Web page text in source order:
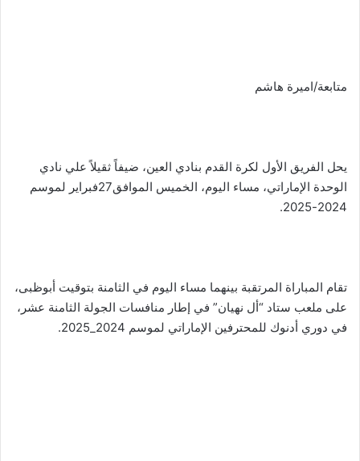
متابعة/اميرة هاشم
يحل الفريق الأول لكرة القدم بنادي العين، ضيفاً ثقيلاً علي نادي
الوحدة الإماراتي، مساء اليوم، الخميس الموافق27فبراير لموسم
2024-2025.
تقام المباراة المرتقبة بينهما مساء اليوم في الثامنة بتوقيت أبوظبى،
على ملعب ستاد “أل نهيان” في إطار منافسات الجولة الثامنة عشر،
في دوري أدنوك للمحترفين الإماراتي لموسم 2024_2025.